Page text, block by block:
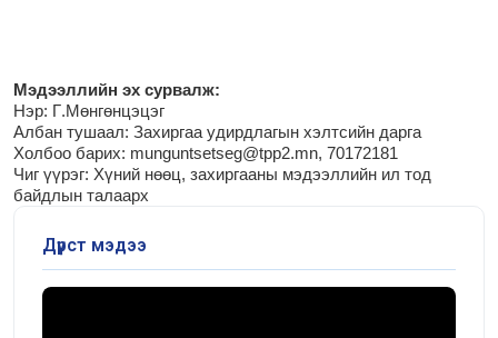
Мэдээллийн эх сурвалж:
Нэр: Г.Мөнгөнцэцэг
Албан тушаал: Захиргаа удирдлагын хэлтсийн дарга
Холбоо барих: munguntsetseg@tpp2.mn, 70172181
Чиг үүрэг: Хүний нөөц, захиргааны мэдээллийн ил тод
байдлын талаарх
Дүрст мэдээ